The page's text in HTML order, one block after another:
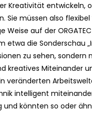
Kreativität entwickeln,
Sie müssen also flexibel
auf der
etwa die Sonderschau
zu sehen, sondern
kreatives Miteinander
veränderten
intelligent
könnten so oder